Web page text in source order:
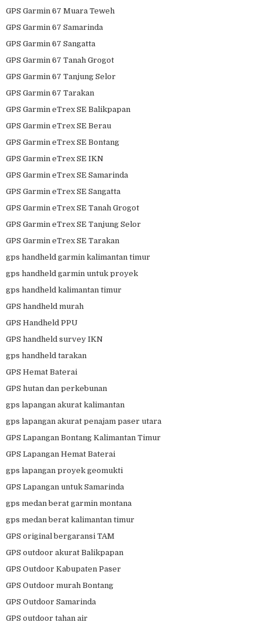
GPS Garmin 67 Muara Teweh
GPS Garmin 67 Samarinda
GPS Garmin 67 Sangatta
GPS Garmin 67 Tanah Grogot
GPS Garmin 67 Tanjung Selor
GPS Garmin 67 Tarakan
GPS Garmin eTrex SE Balikpapan
GPS Garmin eTrex SE Berau
GPS Garmin eTrex SE Bontang
GPS Garmin eTrex SE IKN
GPS Garmin eTrex SE Samarinda
GPS Garmin eTrex SE Sangatta
GPS Garmin eTrex SE Tanah Grogot
GPS Garmin eTrex SE Tanjung Selor
GPS Garmin eTrex SE Tarakan
gps handheld garmin kalimantan timur
gps handheld garmin untuk proyek
gps handheld kalimantan timur
GPS handheld murah
GPS Handheld PPU
GPS handheld survey IKN
gps handheld tarakan
GPS Hemat Baterai
GPS hutan dan perkebunan
gps lapangan akurat kalimantan
gps lapangan akurat penajam paser utara
GPS Lapangan Bontang Kalimantan Timur
GPS Lapangan Hemat Baterai
gps lapangan proyek geomukti
GPS Lapangan untuk Samarinda
gps medan berat garmin montana
gps medan berat kalimantan timur
GPS original bergaransi TAM
GPS outdoor akurat Balikpapan
GPS Outdoor Kabupaten Paser
GPS Outdoor murah Bontang
GPS Outdoor Samarinda
GPS outdoor tahan air